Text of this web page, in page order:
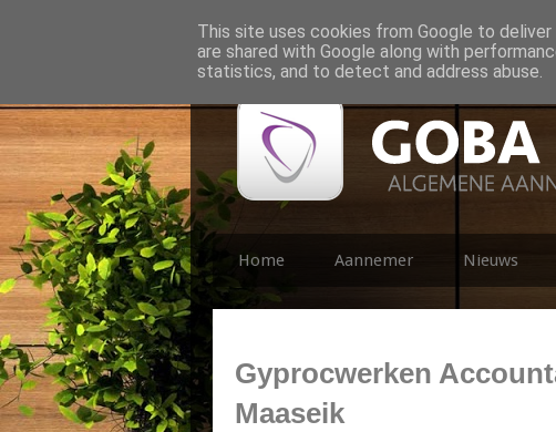
Home Aannemer Nieuws
Gyprocwerken
Maaseik
This site uses cookies from Google to
are shared with Google along with
statistics, and to detect and address abuse.